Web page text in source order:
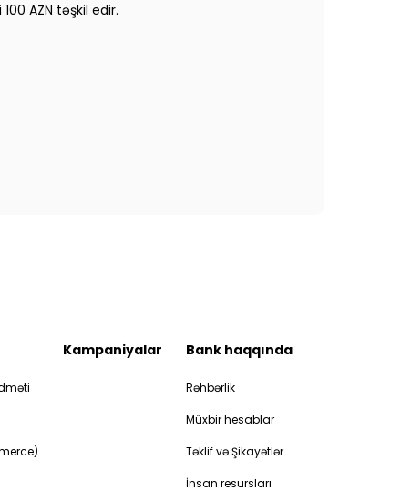
AZN təşkil edir.
Kampaniyalar Bank haqqında
Rəhbərlik
Müxbir hesablar
Təklif və Şikayətlər
İnsan resursları